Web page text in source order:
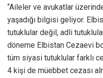
“Aileler ve avukatlar
yaşadığı bilgisi geliyor.
tutuklular değil, adli
döneme Elbistan Cezaevi
tüm siyasi tutuklular farklı
4 kişi de müebbet cezası